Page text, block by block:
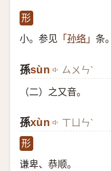
形
小。参见 「 孙络 」 条。
孫​sùn ㄙㄨㄣˋ
（二）​之又音。
孫xùn ㄒㄩㄣˋ
形
谦卑、恭顺。